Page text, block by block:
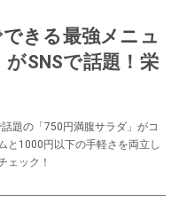
きる最強メニュ
SNSで話題！栄
題の「750円満腹サラダ」がコ
と1000円以下の手軽さを両立し
ェック！